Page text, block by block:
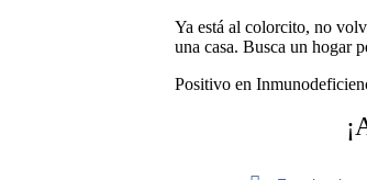
Ya está al colorcito, no
una casa. Busca un hogar
Positivo en